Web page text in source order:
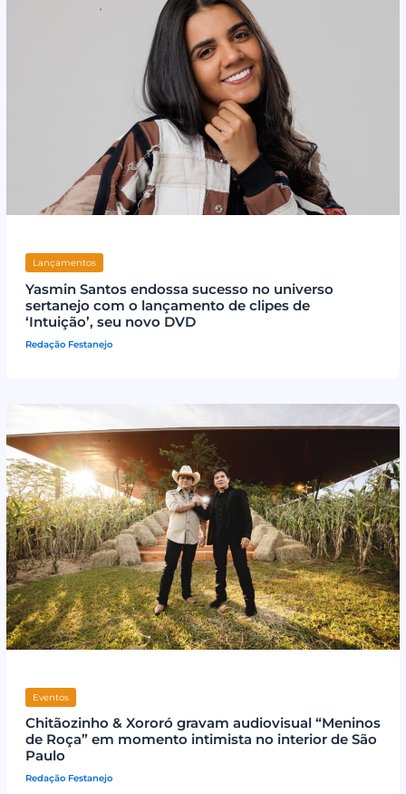
Lançamentos
Yasmin Santos endossa sucesso no universo
sertanejo com o lançamento de clipes de
‘Intuição’, seu novo DVD
Redação Festanejo
Eventos
Chitãozinho & Xororó gravam audiovisual “Meninos
de Roça” em momento intimista no interior de São
Paulo
Redação Festanejo